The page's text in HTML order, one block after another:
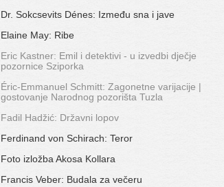
Dr. Sokcsevits Dénes: Između sna i jave
Elaine May: Ribe
Eric Kastner: Emil i detektivi - u izvedbi dječje
pozornice Sziporka
Éric-Emmanuel Schmitt: Zagonetne varijacije |
gostovanje Narodnog pozorišta Tuzla
Fadil Hadžić: Državni lopov
Ferdinand von Schirach: Teror
Foto izložba Akosa Kollara
Francis Veber: Budala za večeru